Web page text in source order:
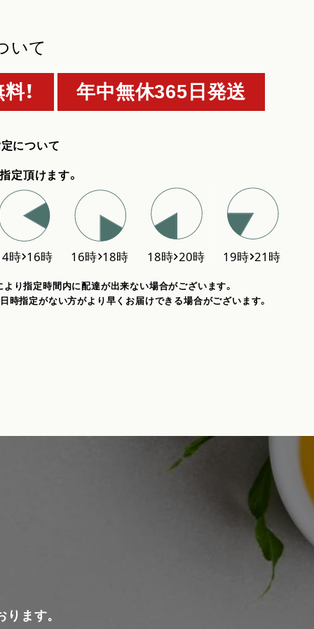
いて
！ 年中無休365日発送
について
定頂けます。
り指定時間内に配達が出来ない場合がございます。
時指定がない方がより早くお届けできる場合がございます。
ます。